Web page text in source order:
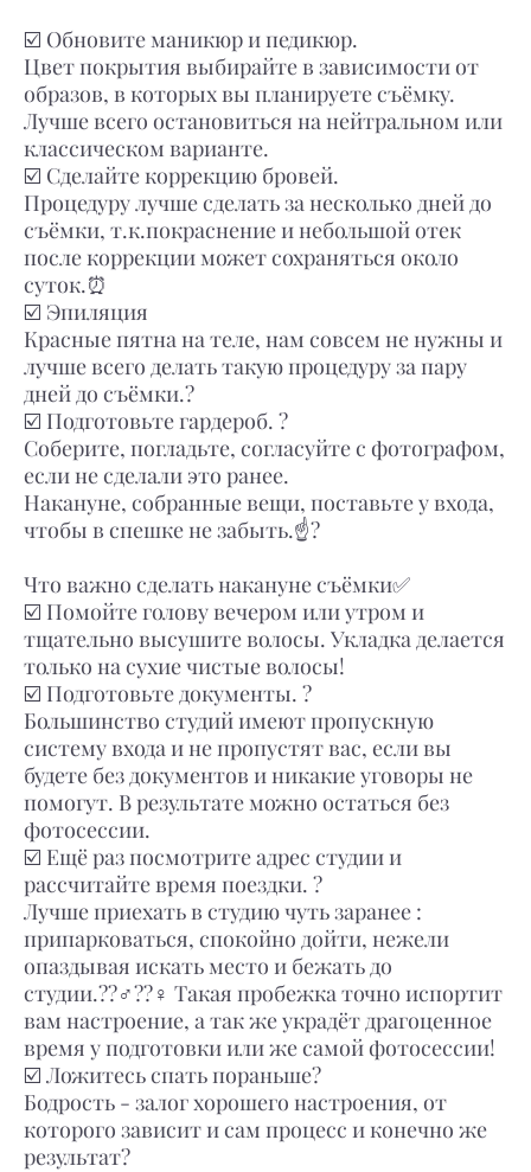
☑️ Обновите маникюр и педикюр.
Цвет покрытия выбирайте в зависимости от
образов, в которых вы планируете съёмку.
Лучше всего остановиться на нейтральном или
классическом варианте.
☑️ Сделайте коррекцию бровей.
Процедуру лучше сделать за несколько дней до
съёмки, т.к.покраснение и небольшой отек
после коррекции может сохраняться около
суток.⏰
☑️ Эпиляция
Красные пятна на теле, нам совсем не нужны и
лучше всего делать такую процедуру за пару
дней до съёмки.?
☑️ Подготовьте гардероб. ?
Соберите, погладьте, согласуйте с фотографом,
если не сделали это ранее.
Накануне, собранные вещи, поставьте у входа,
чтобы в спешке не забыть.☝?
Что важно сделать накануне съёмки✅
☑️ Помойте голову вечером или утром и
тщательно высушите волосы. Укладка делается
только на сухие чистые волосы!
☑️ Подготовьте документы. ?
Большинство студий имеют пропускную
систему входа и не пропустят вас, если вы
будете без документов и никакие уговоры не
помогут. В результате можно остаться без
фотосессии.
☑️ Ещё раз посмотрите адрес студии и
рассчитайте время поездки. ?
Лучше приехать в студию чуть заранее :
припарковаться, спокойно дойти, нежели
опаздывая искать место и бежать до
студии.??‍♂️??‍♀️ Такая пробежка точно испортит
вам настроение, а так же украдёт драгоценное
время у подготовки или же самой фотосессии!
☑️ Ложитесь спать пораньше?
Бодрость - залог хорошего настроения, от
которого зависит и сам процесс и конечно же
результат?